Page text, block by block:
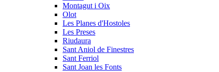
Montagut i Oix
Olot
Les Planes d'Hostoles
Les Preses
Riudaura
Sant Aniol de Finestres
Sant Ferriol
Sant Joan les Fonts